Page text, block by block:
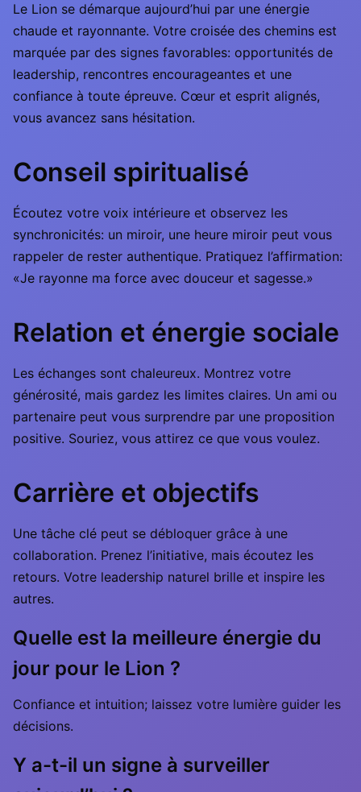
Le Lion se démarque aujourd’hui par une énergie
chaude et rayonnante. Votre croisée des chemins est
marquée par des signes favorables: opportunités de
leadership, rencontres encourageantes et une
confiance à toute épreuve. Cœur et esprit alignés,
vous avancez sans hésitation.
Conseil spiritualisé
Écoutez votre voix intérieure et observez les
synchronicités: un miroir, une heure miroir peut vous
rappeler de rester authentique. Pratiquez l’affirmation:
«Je rayonne ma force avec douceur et sagesse.»
Relation et énergie sociale
Les échanges sont chaleureux. Montrez votre
générosité, mais gardez les limites claires. Un ami ou
partenaire peut vous surprendre par une proposition
positive. Souriez, vous attirez ce que vous voulez.
Carrière et objectifs
Une tâche clé peut se débloquer grâce à une
collaboration. Prenez l’initiative, mais écoutez les
retours. Votre leadership naturel brille et inspire les
autres.
Quelle est la meilleure énergie du
jour pour le Lion ?
Confiance et intuition; laissez votre lumière guider les
décisions.
Y a-t-il un signe à surveiller